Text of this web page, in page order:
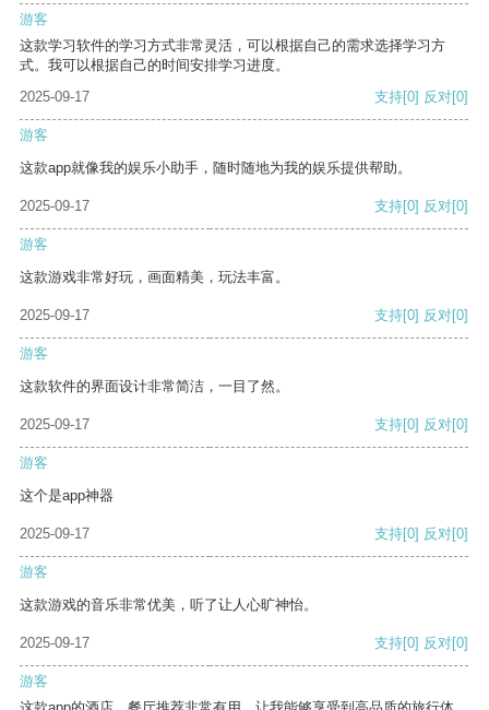
游客
这款学习软件的学习方式非常灵活，可以根据自己的需求选择学习方
式。我可以根据自己的时间安排学习进度。
2025-09-17
支持[0] 反对[0]
游客
这款app就像我的娱乐小助手，随时随地为我的娱乐提供帮助。
2025-09-17 支持[0] 反对[0]
游客
这款游戏非常好玩，画面精美，玩法丰富。
2025-09-17 支持[0] 反对[0]
游客
这款软件的界面设计非常简洁，一目了然。
2025-09-17 支持[0] 反对[0]
游客
这个是app神器
2025-09-17 支持[0] 反对[0]
游客
这款游戏的音乐非常优美，听了让人心旷神怡。
2025-09-17 支持[0] 反对[0]
游客